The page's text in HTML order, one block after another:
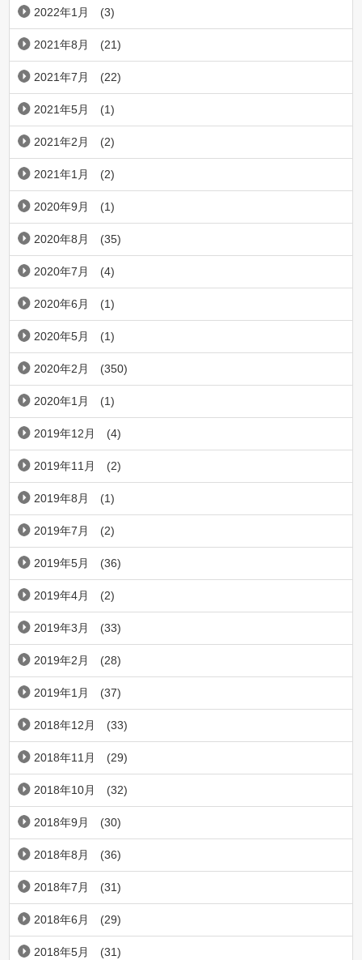
2022年1月 (3)
2021年8月 (21)
2021年7月 (22)
2021年5月 (1)
2021年2月 (2)
2021年1月 (2)
2020年9月 (1)
2020年8月 (35)
2020年7月 (4)
2020年6月 (1)
2020年5月 (1)
2020年2月 (350)
2020年1月 (1)
2019年12月 (4)
2019年11月 (2)
2019年8月 (1)
2019年7月 (2)
2019年5月 (36)
2019年4月 (2)
2019年3月 (33)
2019年2月 (28)
2019年1月 (37)
2018年12月 (33)
2018年11月 (29)
2018年10月 (32)
2018年9月 (30)
2018年8月 (36)
2018年7月 (31)
2018年6月 (29)
2018年5月 (31)